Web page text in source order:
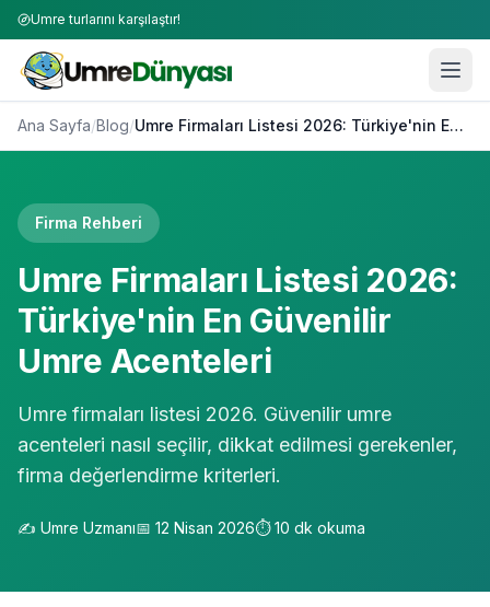
Umre turlarını karşılaştır!
Ana Sayfa/Blog/ Umre Firmaları Listesi 2026: Türkiye'nin En Güvenilir Umre Acenteleri
Firma Rehberi
Umre Firmaları Listesi 2026:
Türkiye'nin En Güvenilir
Umre Acenteleri
Umre firmaları listesi 2026. Güvenilir umre
acenteleri nasıl seçilir, dikkat edilmesi gerekenler,
firma değerlendirme kriterleri.
✍️ Umre Uzmanı📅 12 Nisan 2026⏱️10 dk okuma